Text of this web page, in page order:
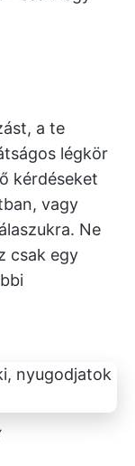
a te
légkör
kérdéseket
vagy
Ne
csak egy